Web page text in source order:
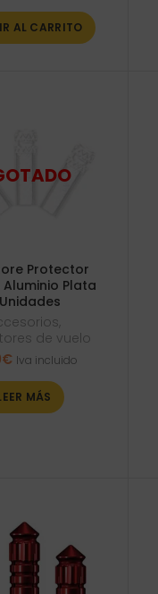
AL CARRITO
Protector
Aluminio Plata
,
de vuelo
€ Iva incluido
MÁS